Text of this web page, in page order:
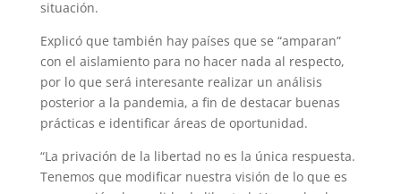
situación.
Explicó que también hay países que se “amparan”
con el aislamiento para no hacer nada al respecto,
por lo que será interesante realizar un análisis
posterior a la pandemia, a fin de destacar buenas
prácticas e identificar áreas de oportunidad.
“La privación de la libertad no es la única respuesta.
Tenemos que modificar nuestra visión de lo que es